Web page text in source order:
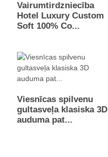
Vairumtirdzniecība
Hotel Luxury Custom
Soft 100% Co...
Viesnīcas spilvenu
gultasveļa klasiska 3D
auduma pat...